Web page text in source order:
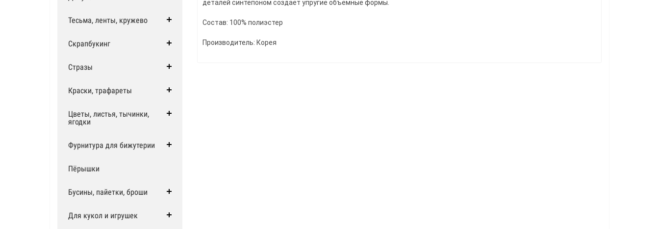
Тесьма, ленты, кружево
Скрапбукинг
Стразы
Краски, трафареты
Цветы, листья, тычинки,
ягодки
Фурнитура для бижутерии
Пёрышки
Бусины, пайетки, броши
Для кукол и игрушек
деталей синтепоном создает упругие объемные формы.
Состав: 100% полиэстер
Производитель: Корея